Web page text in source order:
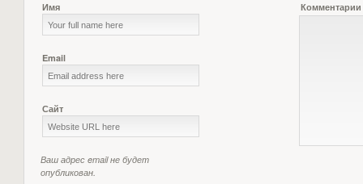
Имя
Email
Сайт
Ваш адрес email не будет
опубликован.
Комментарии